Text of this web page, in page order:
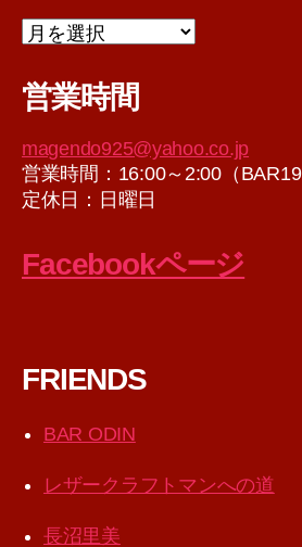
ア
イ
営業時間
magendo925@yahoo.co.jp
営業時間：16:00～2:00（BAR19
定休日：日曜日
Facebookページ
FRIENDS
BAR ODIN
レザークラフトマンへの道
長沼里美